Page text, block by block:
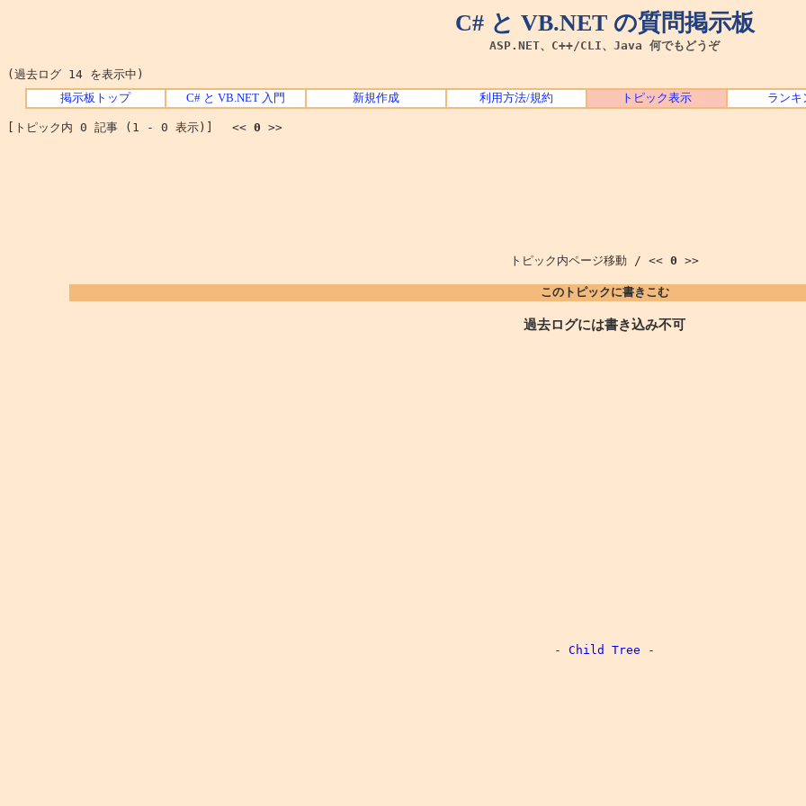
C# と VB.NET の質問掲示板
ASP.NET、C++/CLI、Java 何でもどうぞ
(過去ログ 14 を表示中)
掲示板トップ C# と VB.NET 入門 新規作成 利用方法/規約 トピック表示 ランキ
[トピック内 0 記事 (1 - 0 表示)] << 0 >>
トピック内ページ移動 / << 0 >>
このトピックに書きこむ
過去ログには書き込み不可
- Child Tree -